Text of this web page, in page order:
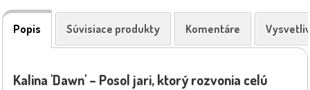
Popis Súvisiace produkty Komentáre
Kalina 'Dawn' – Posol jari, ktorý rozvonia celú